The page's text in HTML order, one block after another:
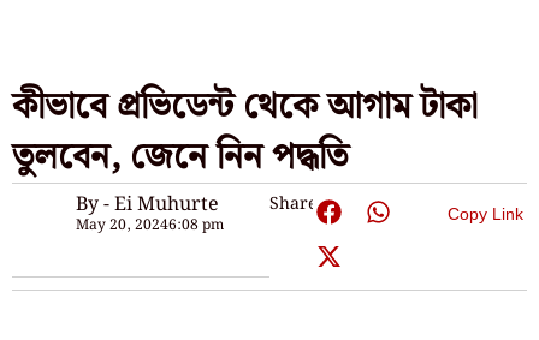
কীভাবে প্রভিডেন্ট থেকে আগাম টাকা
তুলবেন, জেনে নিন পদ্ধতি
By - Ei Muhurte
May 20, 20246:08 pm
Share: Copy Link